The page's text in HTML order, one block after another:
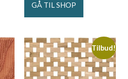
GÅ TIL SHOP
Tilbud!